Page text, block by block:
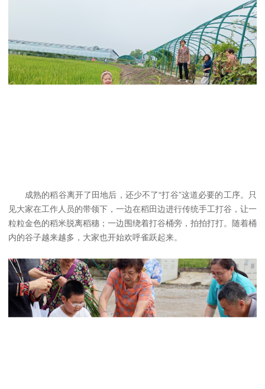
成熟的稻谷离开了田地后，还少不了“打谷”这道必要的工序。只
见大家在工作人员的带领下，一边在稻田边进行传统手工打谷，让一
粒粒金色的稻米脱离稻穗；一边围绕着打谷桶旁，拍拍打打。随着桶
内的谷子越来越多，大家也开始欢呼雀跃起来。